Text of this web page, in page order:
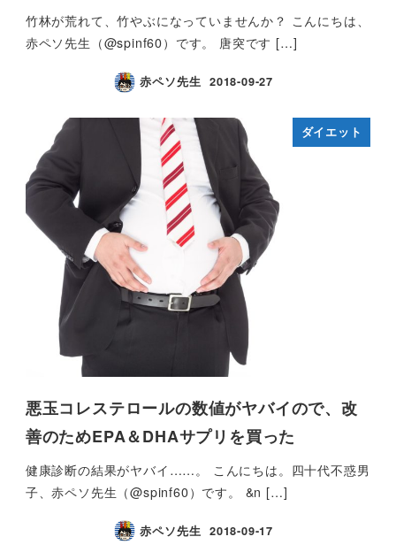
竹林が荒れて、竹やぶになっていませんか？ こんにちは、
赤ペソ先生（@spinf60）です。 唐突です […]
赤ペソ先生 2018-09-27
ダイエット
悪玉コレステロールの数値がヤバイので、改
善のためEPA＆DHAサプリを買った
健康診断の結果がヤバイ……。 こんにちは。四十代不惑男
子、赤ペソ先生（@spinf60）です。 &n […]
赤ペソ先生 2018-09-17